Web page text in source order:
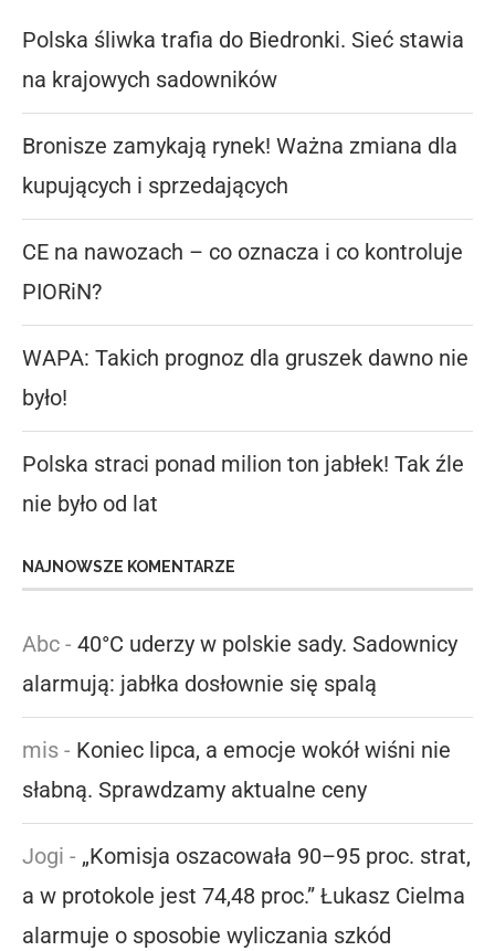
Polska śliwka trafia do Biedronki. Sieć stawia
na krajowych sadowników
Bronisze zamykają rynek! Ważna zmiana dla
kupujących i sprzedających
CE na nawozach – co oznacza i co kontroluje
PIORiN?
WAPA: Takich prognoz dla gruszek dawno nie
było!
Polska straci ponad milion ton jabłek! Tak źle
nie było od lat
NAJNOWSZE KOMENTARZE
Abc - 40°C uderzy w polskie sady. Sadownicy
alarmują: jabłka dosłownie się spalą
mis - Koniec lipca, a emocje wokół wiśni nie
słabną. Sprawdzamy aktualne ceny
Jogi - „Komisja oszacowała 90–95 proc. strat,
a w protokole jest 74,48 proc.” Łukasz Cielma
alarmuje o sposobie wyliczania szkód